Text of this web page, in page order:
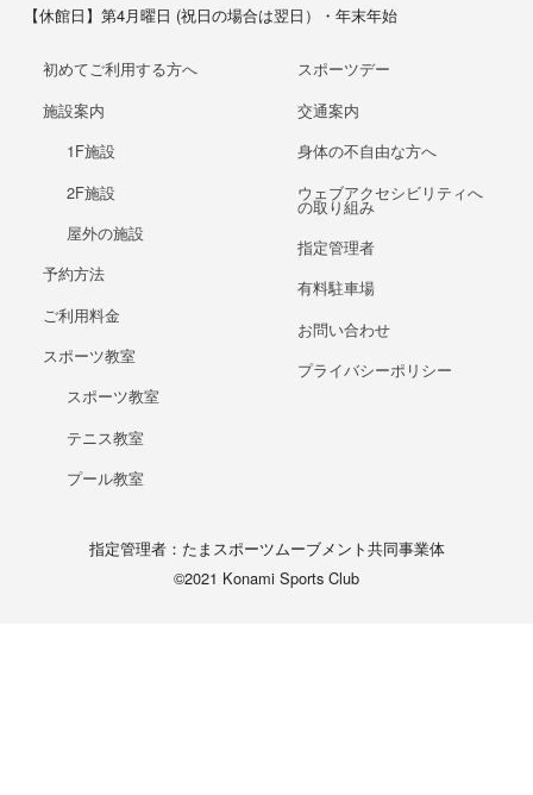
【休館日】第4月曜日 (祝日の場合は翌日）・年末年始
初めてご利用する方へ
施設案内
1F施設
2F施設
屋外の施設
予約方法
ご利用料金
スポーツ教室
スポーツ教室
テニス教室
プール教室
スポーツデー
交通案内
身体の不自由な方へ
ウェブアクセシビリティへ
の取り組み
指定管理者
有料駐車場
お問い合わせ
プライバシーポリシー
指定管理者：たまスポーツムーブメント共同事業体
©2021 Konami Sports Club